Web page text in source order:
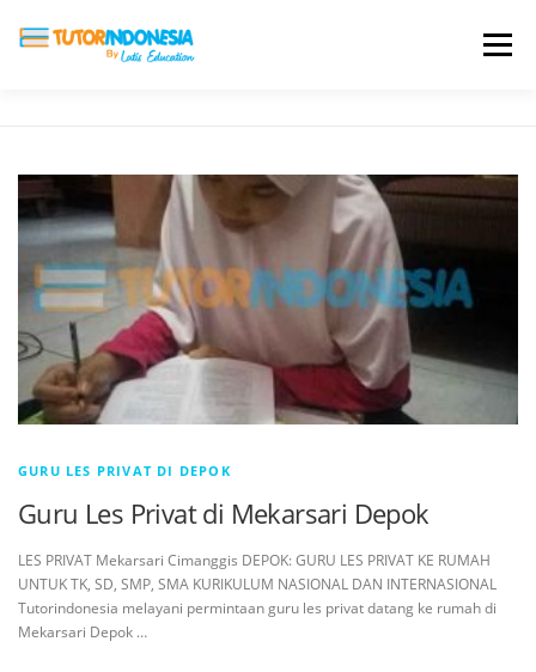
Menu
BIAYA LES TESTIMONI PROFIL ALUMNI
BLOG DAFTAR SEKOLAH
GURU LES PRIVAT DI DEPOK
Guru Les Privat di Mekarsari Depok
LES PRIVAT Mekarsari Cimanggis DEPOK: GURU LES PRIVAT KE RUMAH
UNTUK TK, SD, SMP, SMA KURIKULUM NASIONAL DAN INTERNASIONAL
Tutorindonesia melayani permintaan guru les privat datang ke rumah di
Mekarsari Depok …